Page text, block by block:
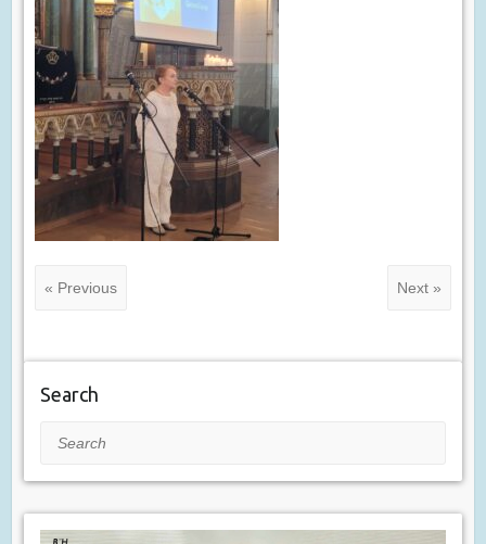
« Previous Next »
Search
Search